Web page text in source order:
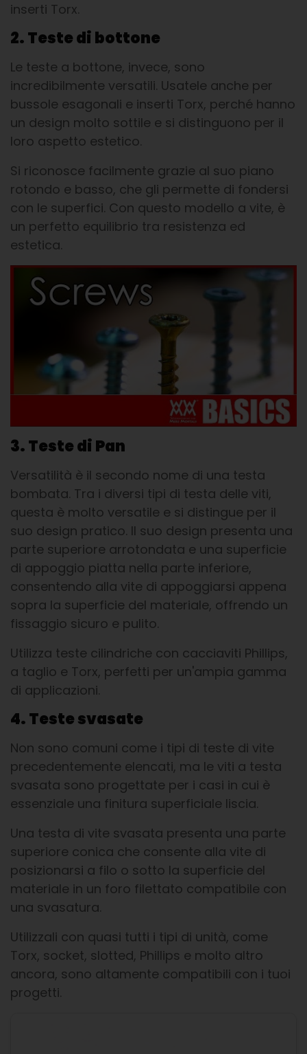
inserti Torx.
2. Teste di bottone
Le teste a bottone, invece, sono
incredibilmente versatili. Usatele anche per
bussole esagonali e inserti Torx, perché hanno
un design molto sottile e si distinguono per il
loro aspetto estetico.
Si riconosce facilmente grazie al suo piano
rotondo e basso, che gli permette di fondersi
con le superfici. Con questo modello a vite, è
un perfetto equilibrio tra resistenza ed
estetica.
3. Teste di Pan
Versatilità è il secondo nome di una testa
bombata. Tra i diversi tipi di testa delle viti,
questa è molto versatile e si distingue per il
suo design pratico. Il suo design presenta una
parte superiore arrotondata e una superficie
di appoggio piatta nella parte inferiore,
consentendo alla vite di appoggiarsi appena
sopra la superficie del materiale, offrendo un
fissaggio sicuro e pulito.
Utilizza teste cilindriche con cacciaviti Phillips,
a taglio e Torx, perfetti per un'ampia gamma
di applicazioni.
4. Teste svasate
Non sono comuni come i tipi di teste di vite
precedentemente elencati, ma le viti a testa
svasata sono progettate per i casi in cui è
essenziale una finitura superficiale liscia.
Una testa di vite svasata presenta una parte
superiore conica che consente alla vite di
posizionarsi a filo o sotto la superficie del
materiale in un foro filettato compatibile con
una svasatura.
Utilizzali con quasi tutti i tipi di unità, come
Torx, socket, slotted, Phillips e molto altro
ancora, sono altamente compatibili con i tuoi
progetti.